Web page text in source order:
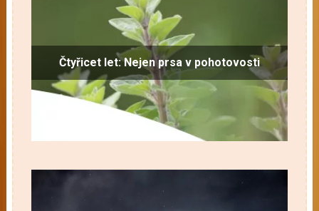
Čtyřicet let: Nejen prsa v pohotovosti